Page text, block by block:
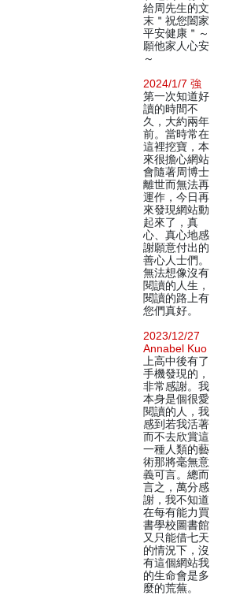
給周先生的文
末＂祝您闔家
平安健康＂～
願他家人心安
～
2024/1/7 強
第一次知道好
讀的時間不
久，大約兩年
前。當時常在
這裡挖寶，本
來很擔心網站
會隨著周博士
離世而無法再
運作，今日再
來發現網站動
起來了，真
心、真心地感
謝願意付出的
善心人士們。
無法想像沒有
閱讀的人生，
閱讀的路上有
您們真好。
2023/12/27
Annabel Kuo
上高中後有了
手機發現的，
非常感謝。我
本身是個很愛
閱讀的人，我
感到若我活著
而不去欣賞這
一種人類的藝
術那將毫無意
義可言。總而
言之，萬分感
謝，我不知道
在每有能力買
書學校圖書館
又只能借七天
的情況下，沒
有這個網站我
的生命會是多
麼的荒蕪。